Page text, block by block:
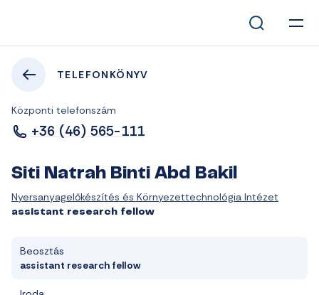
TELEFONKÖNYV
Központi telefonszám
+36 (46) 565-111
Siti Natrah Binti Abd Bakil
Nyersanyagelőkészítés és Környezettechnológia Intézet
assistant research fellow
Beosztás
assistant research fellow